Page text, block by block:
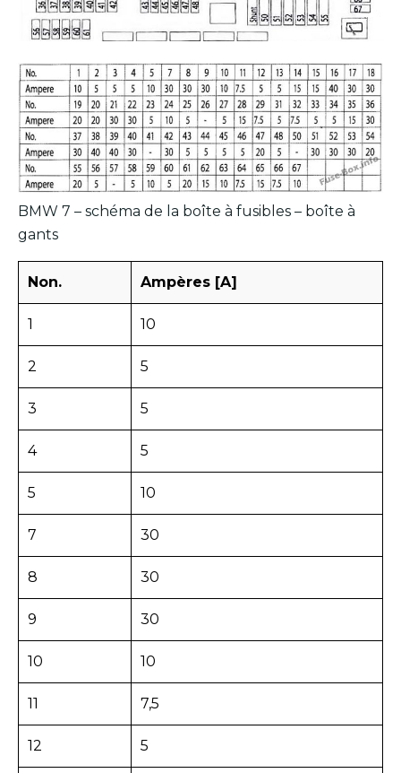
BMW 7 – schéma de la boîte à fusibles – boîte à
gants
Non. Ampères [A]
1 10
2 5
3 5
4 5
5 10
7 30
8 30
9 30
10 10
11 7,5
12 5